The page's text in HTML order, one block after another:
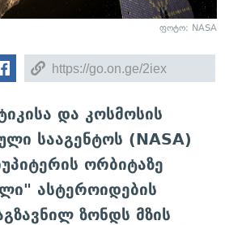
ფოტო: NASA
და კოსმოსის
სააგენტოს (NASA)
ორბიტაზე
ასტეროიდების
ზონდს მზის